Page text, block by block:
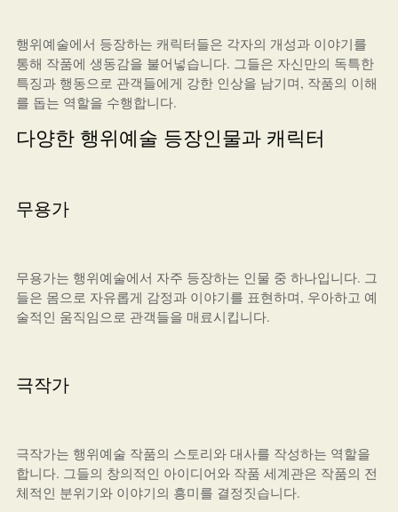
행위예술에서 등장하는 캐릭터들은 각자의 개성과 이야기를
통해 작품에 생동감을 불어넣습니다. 그들은 자신만의 독특한
특징과 행동으로 관객들에게 강한 인상을 남기며, 작품의 이해
를 돕는 역할을 수행합니다.
다양한 행위예술 등장인물과 캐릭터
무용가
무용가는 행위예술에서 자주 등장하는 인물 중 하나입니다. 그
들은 몸으로 자유롭게 감정과 이야기를 표현하며, 우아하고 예
술적인 움직임으로 관객들을 매료시킵니다.
극작가
극작가는 행위예술 작품의 스토리와 대사를 작성하는 역할을
합니다. 그들의 창의적인 아이디어와 작품 세계관은 작품의 전
체적인 분위기와 이야기의 흥미를 결정짓습니다.